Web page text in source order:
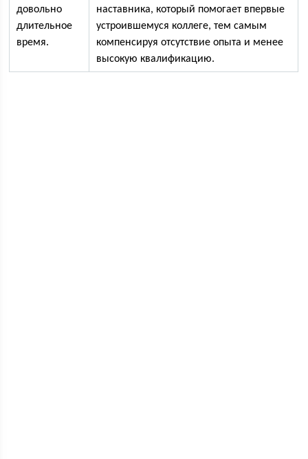
довольно
длительное
время.
наставника, который помогает впервые
устроившемуся коллеге, тем самым
компенсируя отсутствие опыта и менее
высокую квалификацию.